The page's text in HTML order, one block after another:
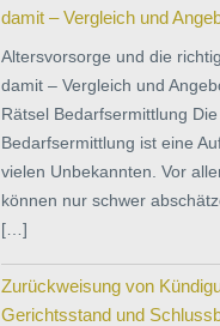
damit – Vergleich und
Altersvorsorge und die
damit – Vergleich und
Rätsel Bedarfsermittlung Die
Bedarfsermittlung ist eine
vielen Unbekannten. Vor
können nur schwer
[…]
Zurückweisung von
Gerichtsstand und